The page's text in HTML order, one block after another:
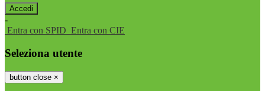
-
Entra con SPID Entra con CIE
Seleziona utente
button close ×